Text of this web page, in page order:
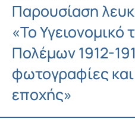
Παρουσίαση
«Το
Πολέμων 1912-
φωτογραφίες
εποχής»